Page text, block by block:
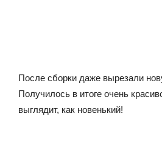
После сборки даже вырезали
Получилось в итоге очень
выглядит, как новенький!